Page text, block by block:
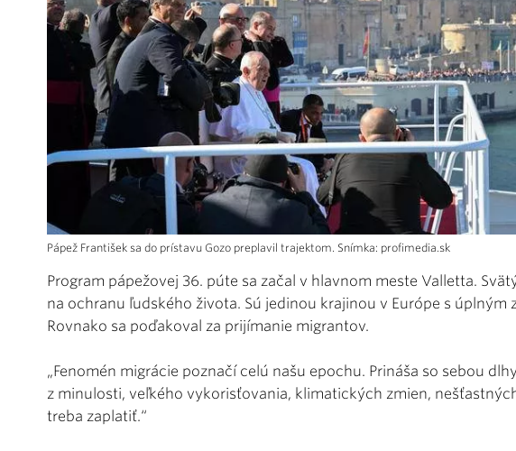
Pápež František sa do prístavu Gozo preplavil trajektom. Snímka: profimedia.sk
Program pápežovej 36. púte sa začal v hlavnom meste Valletta.
na ochranu ľudského života. Sú jedinou krajinou v Európe s úplným
Rovnako sa poďakoval za prijímanie migrantov.
„Fenomén migrácie poznačí celú našu epochu. Prináša so sebou
z minulosti, veľkého vykorisťovania, klimatických zmien,
treba zaplatiť.“